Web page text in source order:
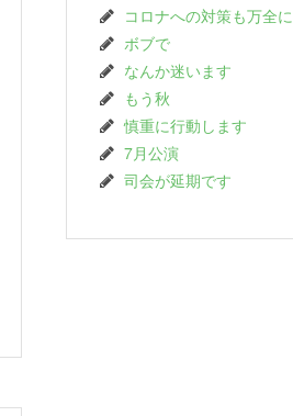
コロナへの対策も万全に
ボブで
なんか迷います
もう秋
慎重に行動します
7月公演
司会が延期です